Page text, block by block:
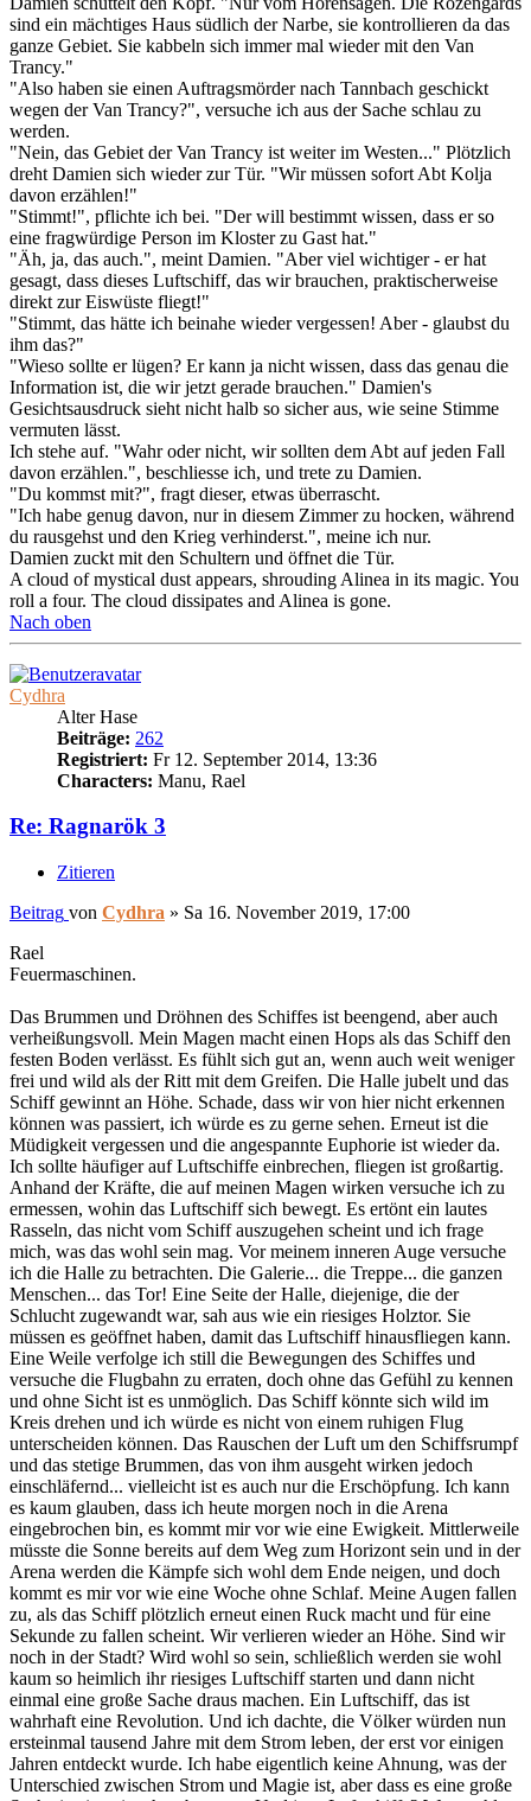
sind ein mächtiges Haus südlich der Narbe, sie kontrollieren da das
ganze Gebiet. Sie kabbeln sich immer mal wieder mit den Van
Trancy."
"Also haben sie einen Auftragsmörder nach Tannbach geschickt
wegen der Van Trancy?", versuche ich aus der Sache schlau zu
werden.
"Nein, das Gebiet der Van Trancy ist weiter im Westen..." Plötzlich
dreht Damien sich wieder zur Tür. "Wir müssen sofort Abt Kolja
davon erzählen!"
"Stimmt!", pflichte ich bei. "Der will bestimmt wissen, dass er so
eine fragwürdige Person im Kloster zu Gast hat."
"Äh, ja, das auch.", meint Damien. "Aber viel wichtiger - er hat
gesagt, dass dieses Luftschiff, das wir brauchen, praktischerweise
direkt zur Eiswüste fliegt!"
"Stimmt, das hätte ich beinahe wieder vergessen! Aber - glaubst du
ihm das?"
"Wieso sollte er lügen? Er kann ja nicht wissen, dass das genau die
Information ist, die wir jetzt gerade brauchen." Damien's
Gesichtsausdruck sieht nicht halb so sicher aus, wie seine Stimme
vermuten lässt.
Ich stehe auf. "Wahr oder nicht, wir sollten dem Abt auf jeden Fall
davon erzählen.", beschliesse ich, und trete zu Damien.
"Du kommst mit?", fragt dieser, etwas überrascht.
"Ich habe genug davon, nur in diesem Zimmer zu hocken, während
du rausgehst und den Krieg verhinderst.", meine ich nur.
Damien zuckt mit den Schultern und öffnet die Tür.
A cloud of mystical dust appears, shrouding Alinea in its magic. You
roll a four. The cloud dissipates and Alinea is gone.
Nach oben
Cydhra
Alter Hase
Beiträge: 262
Registriert: Fr 12. September 2014, 13:36
Characters: Manu, Rael
Re: Ragnarök 3
Zitieren
Beitrag von Cydhra » Sa 16. November 2019, 17:00
Rael
Feuermaschinen.
Das Brummen und Dröhnen des Schiffes ist beengend, aber auch
verheißungsvoll. Mein Magen macht einen Hops als das Schiff den
festen Boden verlässt. Es fühlt sich gut an, wenn auch weit weniger
frei und wild als der Ritt mit dem Greifen. Die Halle jubelt und das
Schiff gewinnt an Höhe. Schade, dass wir von hier nicht erkennen
können was passiert, ich würde es zu gerne sehen. Erneut ist die
Müdigkeit vergessen und die angespannte Euphorie ist wieder da.
Ich sollte häufiger auf Luftschiffe einbrechen, fliegen ist großartig.
Anhand der Kräfte, die auf meinen Magen wirken versuche ich zu
ermessen, wohin das Luftschiff sich bewegt. Es ertönt ein lautes
Rasseln, das nicht vom Schiff auszugehen scheint und ich frage
mich, was das wohl sein mag. Vor meinem inneren Auge versuche
ich die Halle zu betrachten. Die Galerie... die Treppe... die ganzen
Menschen... das Tor! Eine Seite der Halle, diejenige, die der
Schlucht zugewandt war, sah aus wie ein riesiges Holztor. Sie
müssen es geöffnet haben, damit das Luftschiff hinausfliegen kann.
Eine Weile verfolge ich still die Bewegungen des Schiffes und
versuche die Flugbahn zu erraten, doch ohne das Gefühl zu kennen
und ohne Sicht ist es unmöglich. Das Schiff könnte sich wild im
Kreis drehen und ich würde es nicht von einem ruhigen Flug
unterscheiden können. Das Rauschen der Luft um den Schiffsrumpf
und das stetige Brummen, das von ihm ausgeht wirken jedoch
einschläfernd... vielleicht ist es auch nur die Erschöpfung. Ich kann
es kaum glauben, dass ich heute morgen noch in die Arena
eingebrochen bin, es kommt mir vor wie eine Ewigkeit. Mittlerweile
müsste die Sonne bereits auf dem Weg zum Horizont sein und in der
Arena werden die Kämpfe sich wohl dem Ende neigen, und doch
kommt es mir vor wie eine Woche ohne Schlaf. Meine Augen fallen
zu, als das Schiff plötzlich erneut einen Ruck macht und für eine
Sekunde zu fallen scheint. Wir verlieren wieder an Höhe. Sind wir
noch in der Stadt? Wird wohl so sein, schließlich werden sie wohl
kaum so heimlich ihr riesiges Luftschiff starten und dann nicht
einmal eine große Sache draus machen. Ein Luftschiff, das ist
wahrhaft eine Revolution. Und ich dachte, die Völker würden nun
ersteinmal tausend Jahre mit dem Strom leben, der erst vor einigen
Jahren entdeckt wurde. Ich habe eigentlich keine Ahnung, was der
Unterschied zwischen Strom und Magie ist, aber dass es eine große